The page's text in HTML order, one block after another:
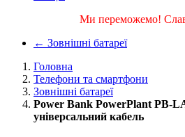
Ми переможемо!
← Зовнішні батареї
Головна
Телефони та смартфони
Зовнішні батареї
Power Bank PowerPlant PB-
універсальний кабель